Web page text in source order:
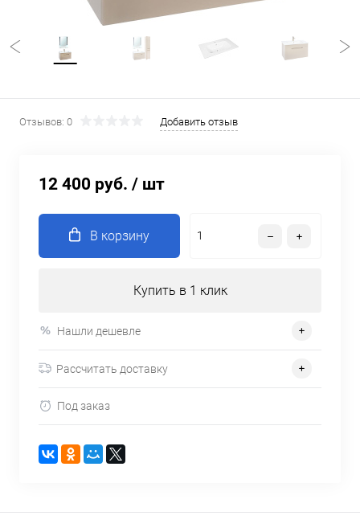
Отзывов: 0 Добавить отзыв
12 400 руб. / шт
В корзину
Купить в 1 клик
Нашли дешевле
Рассчитать доставку
Под заказ